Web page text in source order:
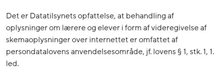
Det er Datatilsynets opfattelse, at behandling af
oplysninger om lærere og elever i form af videregivelse af
skemaoplysninger over internettet er omfattet af
persondatalovens anvendelsesområde, jf. lovens § 1, stk. 1, 1.
led.